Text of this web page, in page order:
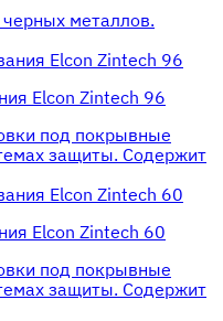
металлов.
Elcon Zintech 96
под покрывные
защиты. Cодержит
Elcon Zintech 60
под покрывные
защиты. Cодержит